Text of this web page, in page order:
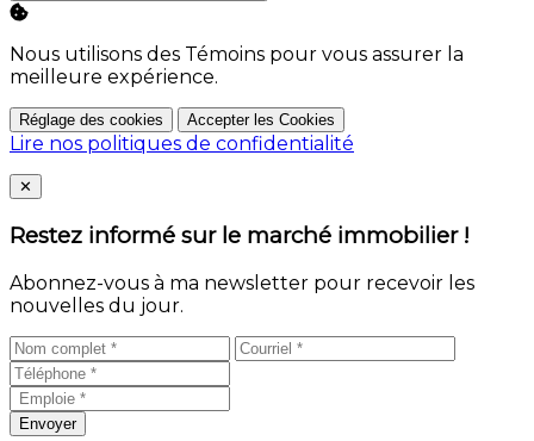
Nous utilisons des Témoins pour vous assurer la
meilleure expérience.
Réglage des cookies Accepter les Cookies
Lire nos politiques de confidentialité
Close
✕
Restez informé sur le marché immobilier !
Abonnez-vous à ma newsletter pour recevoir les
nouvelles du jour.
Envoyer